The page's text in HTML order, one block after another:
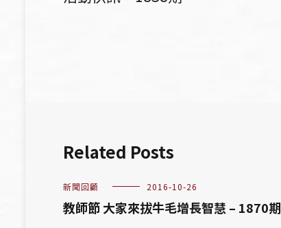
Related Posts
新聞回顧 2016-10-26
教師節 大家來拔牛毛增長智慧 – 1870期